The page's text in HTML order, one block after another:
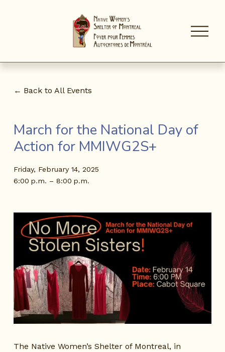
O
p
M
Back to All Events
March for the National Day of
Action for MMIWG2S+
Friday, February 14, 2025
6:00 p.m.
8:00 p.m.
The Native Women’s Shelter of Montreal, in